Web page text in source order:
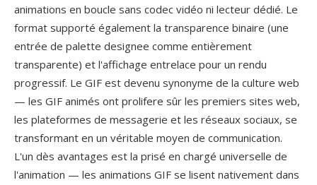
animations en boucle sans codec vidéo ni lecteur dédié. Le
format supporté également la transparence binaire (une
entrée de palette designee comme entièrement
transparente) et l'affichage entrelace pour un rendu
progressif. Le GIF est devenu synonyme de la culture web
— les GIF animés ont prolifere sûr les premiers sites web,
les plateformes de messagerie et les réseaux sociaux, se
transformant en un véritable moyen de communication.
L'un dès avantages est la prisé en chargé universelle de
l'animation — les animations GIF se lisent nativement dans